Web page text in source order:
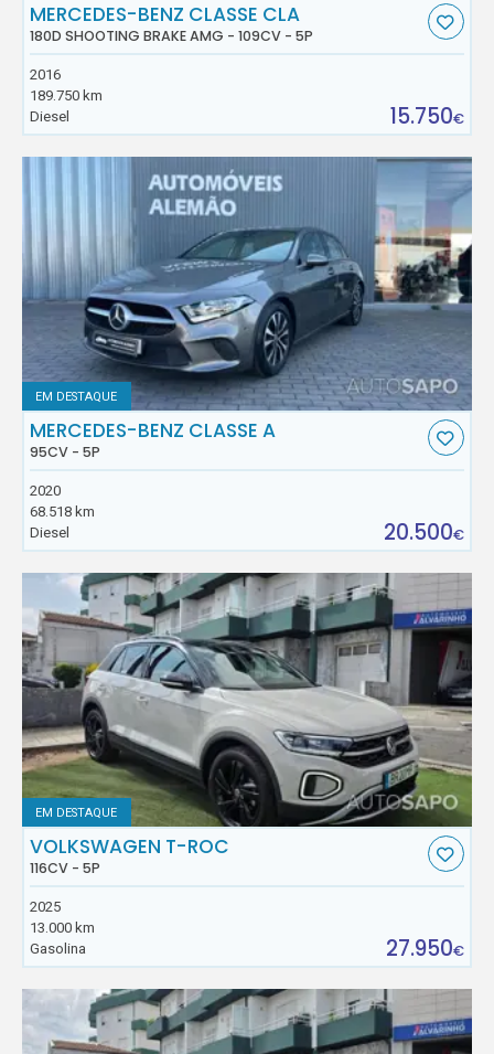
MERCEDES-BENZ CLASSE CLA
180D SHOOTING BRAKE AMG - 109CV - 5P
2016
189.750 km
Diesel
15.750€
EM DESTAQUE
MERCEDES-BENZ CLASSE A
95CV - 5P
2020
68.518 km
Diesel
20.500€
EM DESTAQUE
VOLKSWAGEN T-ROC
116CV - 5P
2025
13.000 km
Gasolina
27.950€